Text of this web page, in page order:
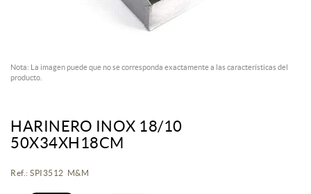
Nota: La imagen puede que no se corresponda exactamente a las características del
producto.
HARINERO INOX 18/10
50X34XH18CM
Ref.: SPI3512 M&M